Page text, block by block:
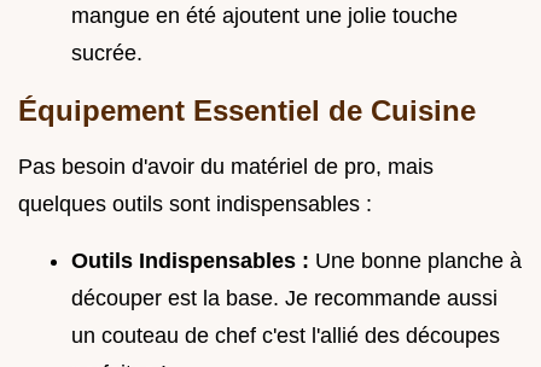
mangue en été ajoutent une jolie touche
sucrée.
Équipement Essentiel de Cuisine
Pas besoin d'avoir du matériel de pro, mais
quelques outils sont indispensables :
Outils Indispensables : Une bonne planche à
découper est la base. Je recommande aussi
un couteau de chef c'est l'allié des découpes